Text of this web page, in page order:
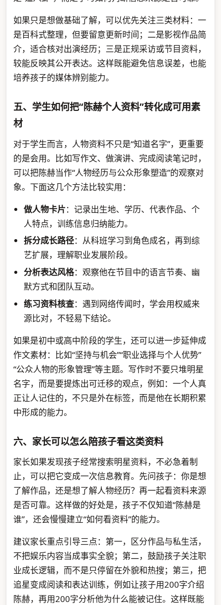
如果只是想做基础了解，可以优先关注三类材料：一
是百科式整理，但要留意更新时间；二是影视作品简
介，适合核对出演经历；三是正规采访或节目资料，
较能反映其公开表达。这样既能避免信息误差，也能
培养孩子的媒体辨别能力。
五、学生如何把“陈赫个人资料”转化成可用素
材
对于学生而言，人物资料不只是“知道名字”，更重要
的是会用。比如写作文、做演讲、完成阅读笔记时，
可以把陈赫当作“人物经历与公众形象塑造”的观察对
象。下面这几个方法比较实用：
做人物卡片：记录出生地、学历、代表作品、个
人特点，训练信息归纳能力。
拆分成长路径：从科班学习到角色成名，再到综
艺扩展，理解职业发展阶段。
分析表达风格：观察他在节目中的语言节奏、幽
默方式和团队互动。
练习资料核查：遇到网络传闻时，学会用权威来
源比对，不轻易下结论。
如果是初中或高中阶段的学生，还可以进一步延伸成
作文素材：比如“坚持与机会”“职业选择与个人优势”
“公众人物的形象管理”等主题。写作时不要只堆明星
名字，而是要提炼出可迁移的观点，例如：一个人真
正让人记住的，不只是外在标签，而是他在长期积累
中形成的能力。
六、家长可以怎么陪孩子看这类资料
家长如果发现孩子经常搜索明星资料，不必急着制
止，可以把它变成一次信息教育。先问孩子：你是想
了解作品，还是想了解人物经历？再一起看资料来源
是否可靠。这样做的好处是，孩子不仅知道“陈赫是
谁”，还会慢慢建立“如何看资料”的能力。
建议家长重点引导三点：第一，区分作品与私生活，
不把娱乐内容当成事实全貌；第二，鼓励孩子关注职
业成长逻辑，而不是只停留在外貌和热搜；第三，把
追星变成阅读和表达训练，例如让孩子用200字介绍
陈赫，再用200字分析他为什么能被记住。这样既能